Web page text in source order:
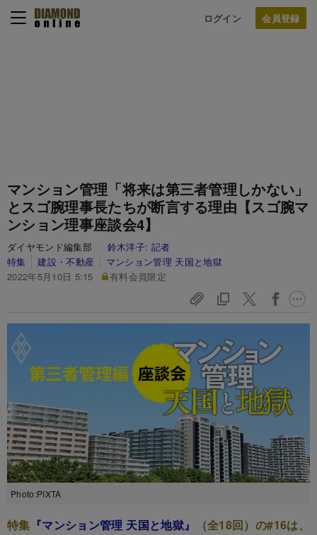
ログイン
マンション管理「将来は第三者管理しかない」
とスゴ腕理事長たちが断言する理由【スゴ腕マ
ンション理事座談会4】
ダイヤモンド編集部 鈴木洋子: 記者
特集
建設・不動産
マンション管理 天国と地獄
2022年5月10日 5:15
有料会員限定
Photo:PIXTA
特集 『マンション管理 天国と地獄』
（全18回）の#16は、